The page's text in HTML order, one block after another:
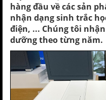
hàng đầu về các sản
nhận dạng sinh trắc
điện, ... Chúng tôi
dưỡng theo từng năm.